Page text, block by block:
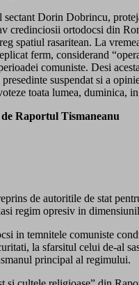
Dorin Dobrincu,
credinciosii ortodocsi din
spatiul rasaritean. La
ferm, considerand
comuniste. Desi
suspendat si a
toata lumea, duminica,
Raportul Tismaneanu
de autoritile de stat
regim opresiv in
in temnitele comuniste
la sfarsitul celui de-al
principal al regimului.